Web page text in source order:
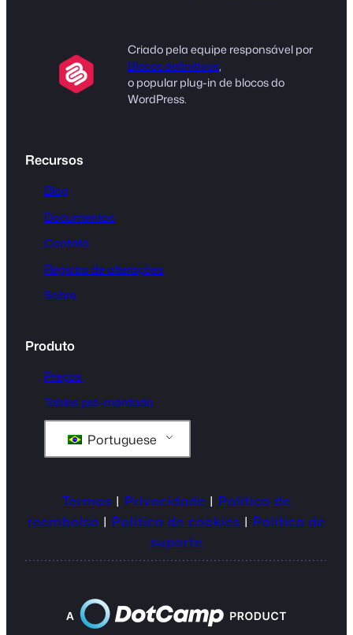
Criado pela equipe responsável por
Blocos definitivos,
o popular plug-in de blocos do
WordPress.
Recursos
Blog
Documentos
Contato
Registro de alterações
Sobre
Produto
Preços
Tables pré-montado
Portuguese
Termos | Privacidade | Política de
reembolso | Política de cookies | Política de
suporte